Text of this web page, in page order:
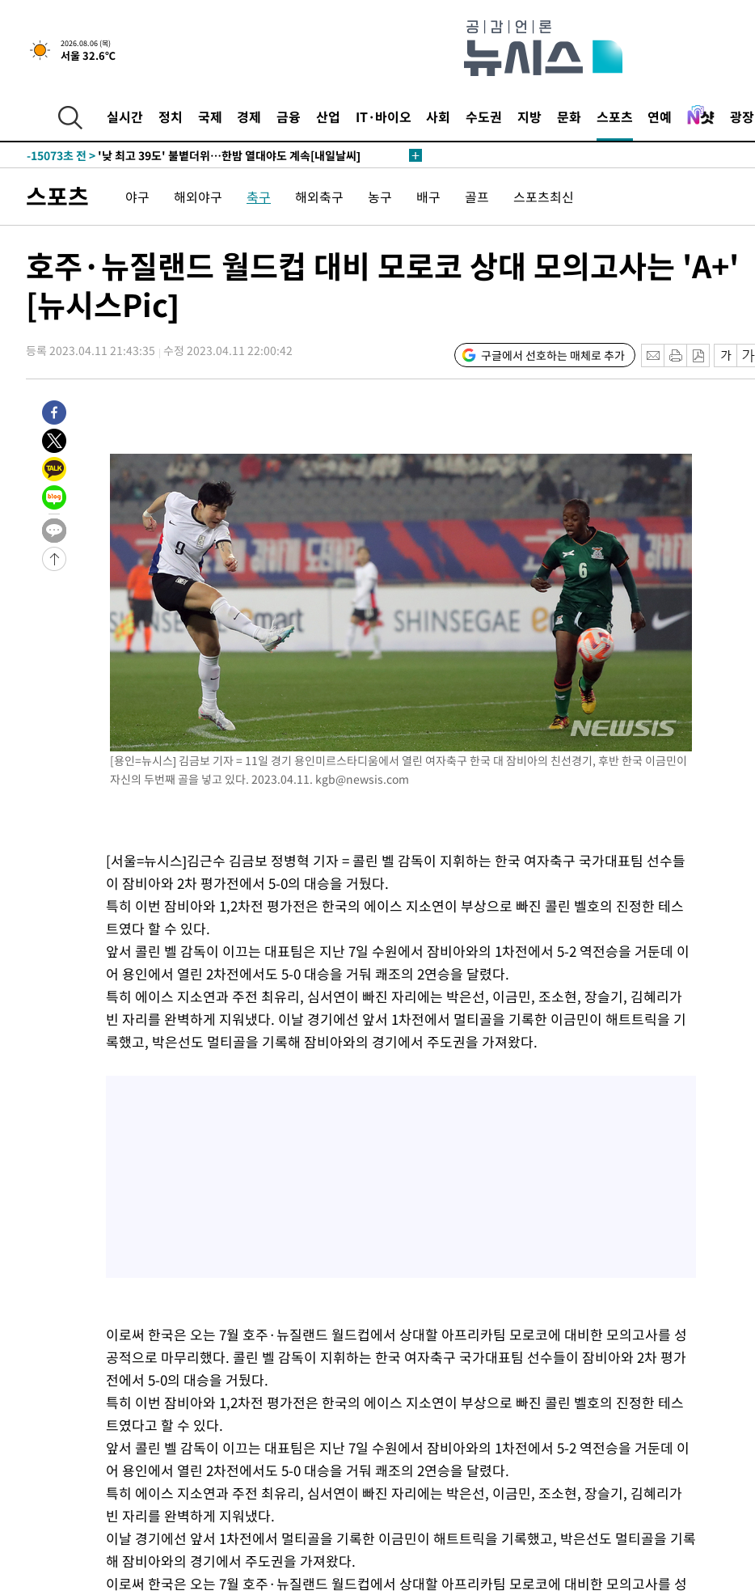
2026.08.06 (목)
서울 32.6℃
실시간 정치 국제 경제 금융 산업 IT·바이오 사회 수도권 지방 문화 스포츠 연예 광장
-18093초 전 >[속보]합참 "北 발사체는 단거리탄도미사일…감시·경계태세 강
화"
-15677초 전 >
[속보]합참 "북, 동해상으로 미상 발사체 발사"
-15032초 전 > [속보]7~9일 프로야구 3연전도 폭염 취소…11일 재개
-14521초 전 > '월드컵 탈락 후폭풍' 축구협회…초유의 압수수색에 '충격·당황'
-14361초 전 >서울 낮 37.9도, 올여름 최고치 경신…영등포 순간 '40도'
-13923초 전 >
[속보]종합특검, 대검 추가 압수수색…내란 중요임무종사 혐의
-10018초 전 > [속보]코스닥, 800p 회복…0.26% 오른 801.67 마감
-9948초 전 >[속보]코스피, 301.88포인트(4.58%) 내린 6296.38 마감
-9813초 전 >[속보]원·달러 환율, 0.7원 내린 1423.8원 마감
손흥민, 5경기 연속골 실패…LAFC는 승부차기 끝 과달라하라 격파
55분 전 >
55분 전 >
1시간 전 >
[속보]산업장관 "李정부, 원전 반대 안해…안정 전력 위해 불가피"
2시간 전 >
[속보]경찰, '홍명보 선임 논란' 대한축구협회·축구회관 등 압수수색
-18093초 전 >
[속보]합참 "北 발사체는 단거리탄도미사일…감시·경계태세 강
-17841초 전 >
日방위성, 北이 동해로 쏜 발사체는 탄도미사일 가능성
-16271초 전 >
[속보] SKT, 에이닷 서비스 장애 발생…"원인 파악 중"
-15677초 전 >
[속보]합참 "북, 동해상으로 미상 발사체 발사"
'낮 최고 39도' 불볕더위…한밤 열대야도 계속[내일날씨]
[속보]7~9일 프로야구 3연전도 폭염 취소…11일 재개
"韓 외환시장 개입 관측 배경엔 美의 대한국 무역적자 있어"
'월드컵 탈락 후폭풍' 축구협회…초유의 압수수색에 '충격·당황'
서울 낮 37.9도, 올여름 최고치 경신…영등포 순간 '40도'
[속보]종합특검, 대검 추가 압수수색…내란 중요임무종사 혐의
[속보]코스닥, 800p 회복…0.26% 오른 801.67 마감
[속보]코스피, 301.88포인트(4.58%) 내린 6296.38 마감
[속보]원·달러 환율, 0.7원 내린 1423.8원 마감
트럼프, 한국계 진보 주지사 후보 맹공…"공산주의가 최대 위협"
"美간섭에 합의 지연"…트럼프, '이란 호르무즈 통제권' 수용할까
[속보]산업장관 "李정부, 원전 반대 안해…안정 전력 위해 불가피"
[속보]경찰, '홍명보 선임 논란' 대한축구협회·축구회관 등 압수수색
스포츠 야구 해외야구 축구 해외축구 농구 배구 골프 스포츠최신
호주·뉴질랜드 월드컵 대비 모로코 상대 모의고사는 'A+'
[뉴시스Pic]
등록 2023.04.11 21:43:35 수정 2023.04.11 22:00:42 구글에서 선호하는 매체로 추가
[용인=뉴시스] 김금보 기자 = 11일 경기 용인미르스타디움에서 열린 여자축구 한국 대 잠비아의 친선경기, 후반 한국 이금민이
자신의 두번째 골을 넣고 있다. 2023.04.11. kgb@newsis.com
[서울=뉴시스]김근수 김금보 정병혁 기자 = 콜린 벨 감독이 지휘하는 한국 여자축구 국가대표팀 선수들
이 잠비아와 2차 평가전에서 5-0의 대승을 거뒀다.
특히 이번 잠비아와 1,2차전 평가전은 한국의 에이스 지소연이 부상으로 빠진 콜린 벨호의 진정한 테스
트였다 할 수 있다.
앞서 콜린 벨 감독이 이끄는 대표팀은 지난 7일 수원에서 잠비아와의 1차전에서 5-2 역전승을 거둔데 이
어 용인에서 열린 2차전에서도 5-0 대승을 거둬 쾌조의 2연승을 달렸다.
특히 에이스 지소연과 주전 최유리, 심서연이 빠진 자리에는 박은선, 이금민, 조소현, 장슬기, 김혜리가
빈 자리를 완벽하게 지워냈다. 이날 경기에선 앞서 1차전에서 멀티골을 기록한 이금민이 해트트릭을 기
록했고, 박은선도 멀티골을 기록해 잠비아와의 경기에서 주도권을 가져왔다.
이로써 한국은 오는 7월 호주·뉴질랜드 월드컵에서 상대할 아프리카팀 모로코에 대비한 모의고사를 성
공적으로 마무리했다. 콜린 벨 감독이 지휘하는 한국 여자축구 국가대표팀 선수들이 잠비아와 2차 평가
전에서 5-0의 대승을 거뒀다.
특히 이번 잠비아와 1,2차전 평가전은 한국의 에이스 지소연이 부상으로 빠진 콜린 벨호의 진정한 테스
트였다고 할 수 있다.
앞서 콜린 벨 감독이 이끄는 대표팀은 지난 7일 수원에서 잠비아와의 1차전에서 5-2 역전승을 거둔데 이
어 용인에서 열린 2차전에서도 5-0 대승을 거둬 쾌조의 2연승을 달렸다.
특히 에이스 지소연과 주전 최유리, 심서연이 빠진 자리에는 박은선, 이금민, 조소현, 장슬기, 김혜리가
빈 자리를 완벽하게 지워냈다.
이날 경기에선 앞서 1차전에서 멀티골을 기록한 이금민이 해트트릭을 기록했고, 박은선도 멀티골을 기록
해 잠비아와의 경기에서 주도권을 가져왔다.
이로써 한국은 오는 7월 호주·뉴질랜드 월드컵에서 상대할 아프리카팀 모로코에 대비한 모의고사를 성